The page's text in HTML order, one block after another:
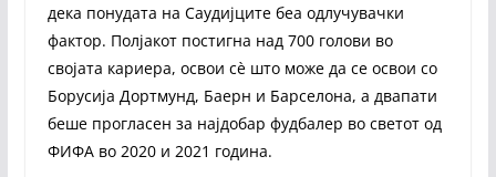
дека понудата на Саудијците беа одлучувачки
фактор. Полјакот постигна над 700 голови во
својата кариера, освои сè што може да се освои со
Борусија Дортмунд, Баерн и Барселона, а двапати
беше прогласен за најдобар фудбалер во светот од
ФИФА во 2020 и 2021 година.